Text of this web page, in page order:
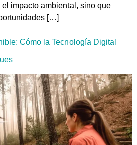
impacto ambiental, sino que
[…]
Cómo la Tecnología Digital